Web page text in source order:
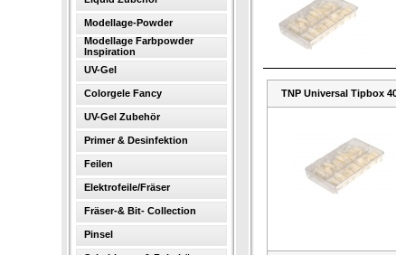
Modellage-Powder
Modellage Farbpowder
Inspiration
UV-Gel
Colorgele Fancy
UV-Gel Zubehör
Primer & Desinfektion
Feilen
Elektrofeile/Fräser
Fräser-& Bit- Collection
Pinsel
TNP Universal Tipbox